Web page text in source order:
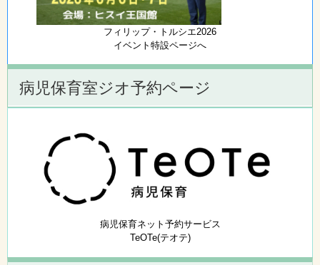
フィリップ・トルシエ2026
イベント特設ページへ
病児保育室ジオ予約ページ
病児保育ネット予約サービス
TeOTe(テオテ)